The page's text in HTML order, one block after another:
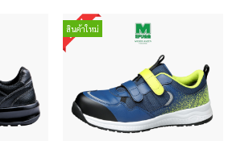
สินค้าใหม่